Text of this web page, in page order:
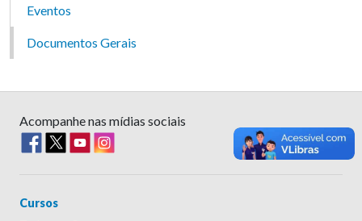
Eventos
Documentos Gerais
Acompanhe nas mídias sociais
Cursos